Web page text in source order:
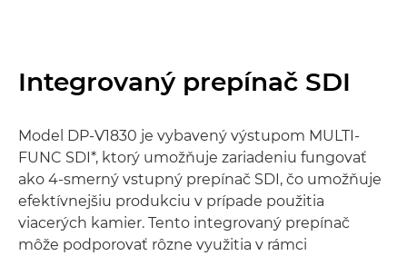
Integrovaný prepínač SDI
Model DP-V1830 je vybavený výstupom MULTI-
FUNC SDI*, ktorý umožňuje zariadeniu fungovať
ako 4-smerný vstupný prepínač SDI, čo umožňuje
efektívnejšiu produkciu v prípade použitia
viacerých kamier. Tento integrovaný prepínač
môže podporovať rôzne využitia v rámci